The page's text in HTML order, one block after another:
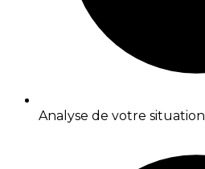
Analyse de votre situation